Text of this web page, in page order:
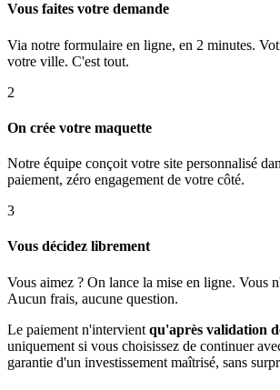
Vous faites votre demande
Via notre formulaire en ligne, en 2 minutes.
votre ville. C'est tout.
2
On crée votre maquette
Notre équipe conçoit votre site personnalisé
paiement, zéro engagement de votre côté.
3
Vous décidez librement
Vous aimez ? On lance la mise en ligne. Vous
Aucun frais, aucune question.
Le paiement n'intervient qu'après validation
uniquement si vous choisissez de continuer
garantie d'un investissement maîtrisé, sans